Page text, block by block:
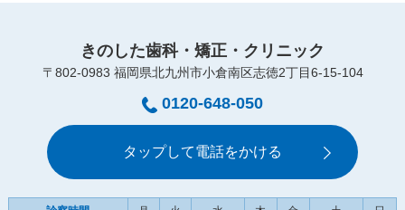
きのした歯科・矯正・クリニック
〒802-0983 福岡県北九州市小倉南区志徳2丁目6-15-104
0120-648-050
タップして電話をかける